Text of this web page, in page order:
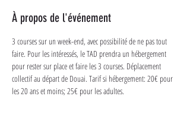
À propos de l'événement
3 courses sur un week-end, avec possibilité de ne pas tout
faire. Pour les intéressés, le TAD prendra un hébergement
pour rester sur place et faire les 3 courses. Déplacement
collectif au départ de Douai. Tarif si hébergement: 20€ pour
les 20 ans et moins; 25€ pour les adultes.